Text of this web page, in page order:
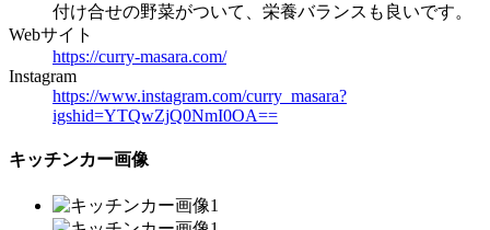
付け合せの野菜がついて、栄養バランスも良いです。
Webサイト
https://curry-masara.com/
Instagram
https://www.instagram.com/curry_masara?
igshid=YTQwZjQ0NmI0OA==
キッチンカー画像